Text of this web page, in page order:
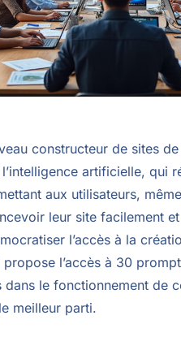
constructeur de sites
artificielle, qui
aux utilisateurs,
leur site facilement
l’accès à la
l’accès à 30
dans le fonctionnement de
meilleur parti.